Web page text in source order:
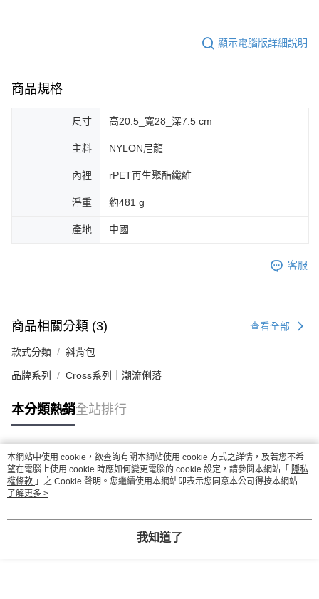
顯示電腦版詳細說明
商品規格
尺寸 高20.5_寬28_深7.5 cm
主料 NYLON尼龍
內裡 rPET再生聚酯纖維
淨重 約481 g
產地 中國
客服
商品相關分類 (3) 查看全部
款式分類 斜背包
品牌系列 Cross系列｜潮流俐落
本分類熱銷全站排行
熱門標籤
本網站中使用 cookie，欲查詢有關本網站使用 cookie 方式之詳情，及若您不希
望在電腦上使用 cookie 時應如何變更電腦的 cookie 設定，請參閱本網站「 隱私
權條款 」之 Cookie 聲明。您繼續使用本網站即表示您同意本公司得按本網站使
用條款之 Cookie 聲明使用 cookie。
了解更多 >
我知道了